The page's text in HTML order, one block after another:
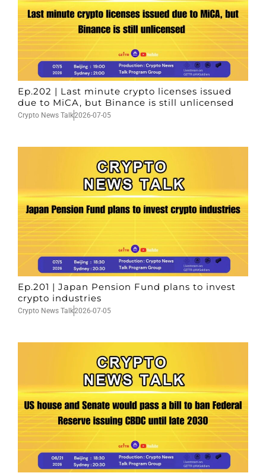
Ep.202 | Last minute crypto licenses issued
due to MiCA, but Binance is still unlicensed
Crypto News Talk2026-07-05
Ep.201 | Japan Pension Fund plans to invest
crypto industries
Crypto News Talk2026-07-05